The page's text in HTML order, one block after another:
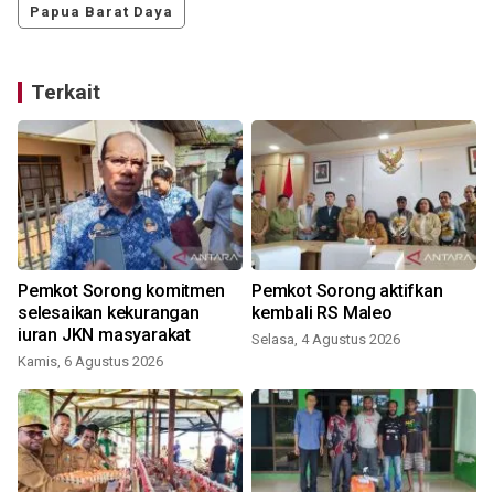
Papua Barat Daya
Terkait
Pemkot Sorong komitmen
selesaikan kekurangan
iuran JKN masyarakat
Kamis, 6 Agustus 2026
Pemkot Sorong aktifkan
kembali RS Maleo
Selasa, 4 Agustus 2026